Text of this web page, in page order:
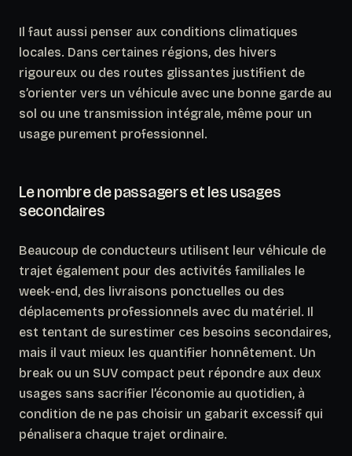
Il faut aussi penser aux conditions climatiques
locales. Dans certaines régions, des hivers
rigoureux ou des routes glissantes justifient de
s’orienter vers un véhicule avec une bonne garde au
sol ou une transmission intégrale, même pour un
usage purement professionnel.
Le nombre de passagers et les usages
secondaires
Beaucoup de conducteurs utilisent leur véhicule de
trajet également pour des activités familiales le
week-end, des livraisons ponctuelles ou des
déplacements professionnels avec du matériel. Il
est tentant de surestimer ces besoins secondaires,
mais il vaut mieux les quantifier honnêtement. Un
break ou un SUV compact peut répondre aux deux
usages sans sacrifier l’économie au quotidien, à
condition de ne pas choisir un gabarit excessif qui
pénalisera chaque trajet ordinaire.